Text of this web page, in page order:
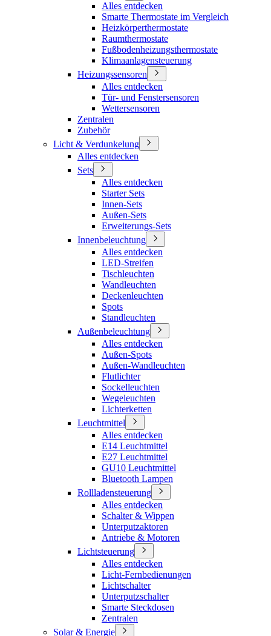
Alles entdecken
Smarte Thermostate im Vergleich
Heizkörperthermostate
Raumthermostate
Fußbodenheizungsthermostate
Klimaanlagensteuerung
Heizungssensoren
Alles entdecken
Tür- und Fenstersensoren
Wettersensoren
Zentralen
Zubehör
Licht & Verdunkelung
Alles entdecken
Sets
Alles entdecken
Starter Sets
Innen-Sets
Außen-Sets
Erweiterungs-Sets
Innenbeleuchtung
Alles entdecken
LED-Streifen
Tischleuchten
Wandleuchten
Deckenleuchten
Spots
Standleuchten
Außenbeleuchtung
Alles entdecken
Außen-Spots
Außen-Wandleuchten
Flutlichter
Sockelleuchten
Wegeleuchten
Lichterketten
Leuchtmittel
Alles entdecken
E14 Leuchtmittel
E27 Leuchtmittel
GU10 Leuchtmittel
Bluetooth Lampen
Rollladensteuerung
Alles entdecken
Schalter & Wippen
Unterputzaktoren
Antriebe & Motoren
Lichtsteuerung
Alles entdecken
Licht-Fernbedienungen
Lichtschalter
Unterputzschalter
Smarte Steckdosen
Zentralen
Solar & Energie